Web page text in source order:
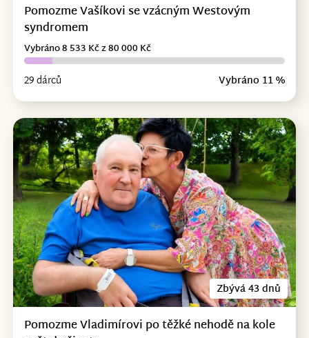
Pomozme Vašíkovi se vzácným Westovým
syndromem
29 dárců Vybráno 11 %
Vybráno 8 533 Kč z 80 000 Kč
Zbývá 43 dnů
Pomozme Vladimírovi po těžké nehodě na kole